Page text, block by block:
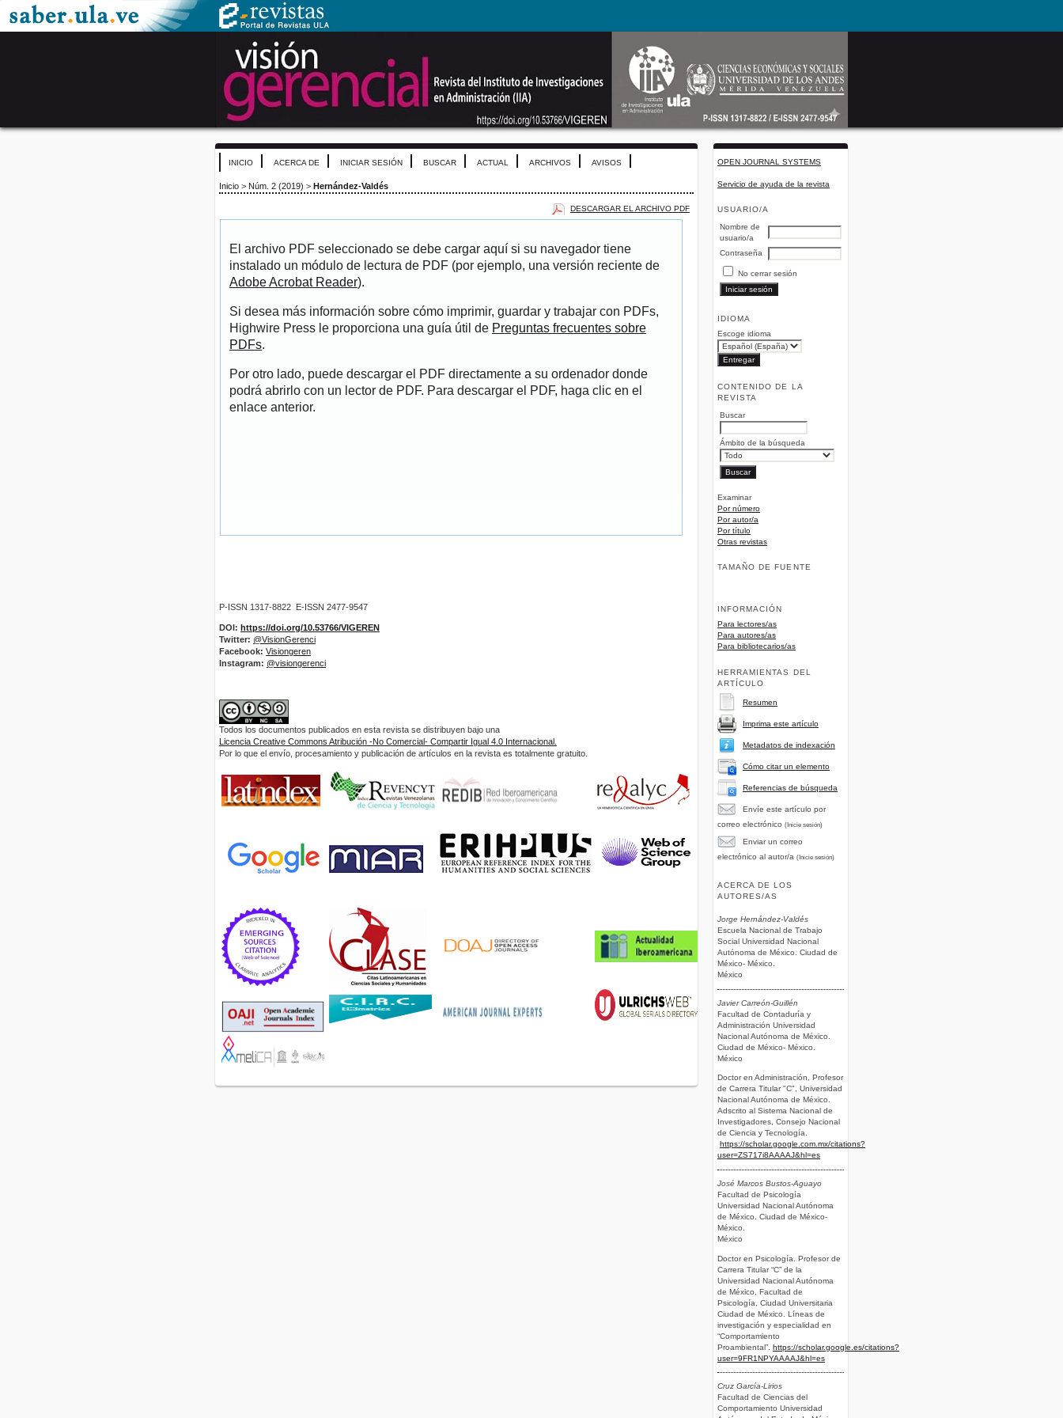
OPEN JOURNAL SYSTEMS
Servicio de ayuda de la revista
USUARIO/A
Nombre de
usuario/a
Contraseña
No cerrar sesión
IDIOMA
Escoge idioma
CONTENIDO DE LA
REVISTA
Buscar
Ámbito de la búsqueda
Examinar
Por número
Por autor/a
Por título
Otras revistas
TAMAÑO DE FUENTE
INFORMACIÓN
Para lectores/as
Para autores/as
Para bibliotecarios/as
HERRAMIENTAS DEL
ARTÍCULO
Resumen
Imprima este artículo
Metadatos de indexación
Cómo citar un elemento
Referencias de búsqueda
Envíe este artículo por
correo electrónico (Inicie sesión)
Enviar un correo
electrónico al autor/a (Inicie sesión)
ACERCA DE LOS
AUTORES/AS
Jorge Hernández-Valdés
Escuela Nacional de Trabajo
Social Universidad Nacional
Autónoma de México. Ciudad de
México- México.
México
Javier Carreón-Guillén
Facultad de Contaduría y
Administración Universidad
Nacional Autónoma de México.
Ciudad de México- México.
México
Doctor en Administración, Profesor
de Carrera Titular "C", Universidad
Nacional Autónoma de México.
Adscrito al Sistema Nacional de
Investigadores, Consejo Nacional
de Ciencia y Tecnología.
https://scholar.google.com.mx/citations?
user=ZS717i8AAAAJ&hl=es
José Marcos Bustos-Aguayo
Facultad de Psicología
Universidad Nacional Autónoma
de México. Ciudad de México-
México.
México
Doctor en Psicología. Profesor de
Carrera Titular “C” de la
Universidad Nacional Autónoma
de México, Facultad de
Psicología, Ciudad Universitaria
Ciudad de México. Líneas de
investigación y especialidad en
“Comportamiento
Proambiental”. https://scholar.google.es/citations?
user=9FR1NPYAAAAJ&hl=es
Cruz García-Lirios
Facultad de Ciencias del
Comportamiento Universidad
INICIO ACERCA DE INICIAR SESIÓN BUSCAR ACTUAL ARCHIVOS AVISOS
Inicio > Núm. 2 (2019) > Hernández-Valdés
DESCARGAR EL ARCHIVO PDF
El archivo PDF seleccionado se debe cargar aquí si su navegador tiene
instalado un módulo de lectura de PDF (por ejemplo, una versión reciente de
Adobe Acrobat Reader).
Si desea más información sobre cómo imprimir, guardar y trabajar con PDFs,
Highwire Press le proporciona una guía útil de Preguntas frecuentes sobre
PDFs.
Por otro lado, puede descargar el PDF directamente a su ordenador donde
podrá abrirlo con un lector de PDF. Para descargar el PDF, haga clic en el
enlace anterior.
P-ISSN 1317-8822 E-ISSN 2477-9547
DOI: https://doi.org/10.53766/VIGEREN
Twitter: @VisionGerenci
Facebook: Visiongeren
Instagram: @visiongerenci
Todos los documentos publicados en esta revista se distribuyen bajo una
Licencia Creative Commons Atribución -No Comercial- Compartir Igual 4.0 Internacional.
Por lo que el envío, procesamiento y publicación de artículos en la revista es totalmente gratuito.